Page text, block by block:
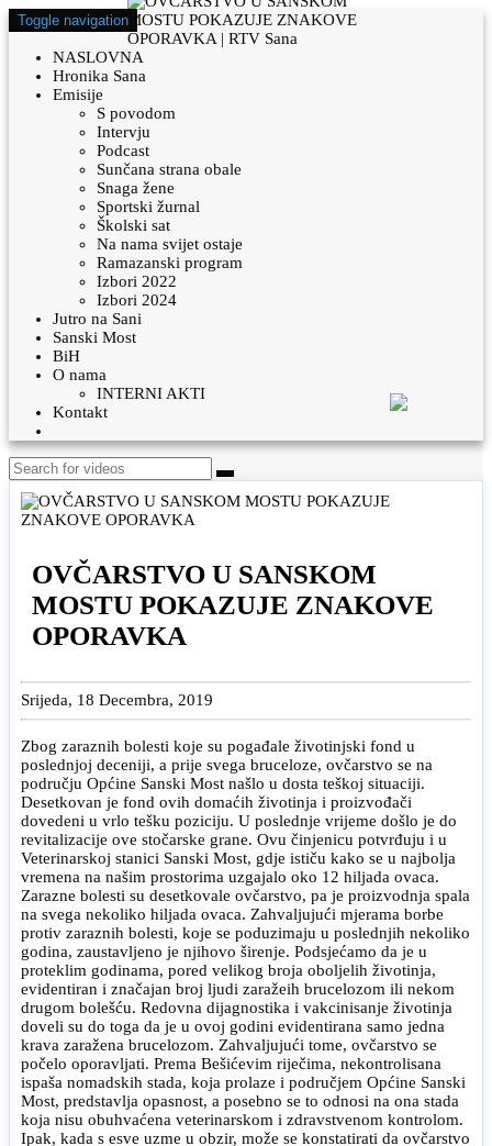
Toggle navigation
NASLOVNA
Hronika Sana
Emisije
S povodom
Intervju
Podcast
Sunčana strana obale
Snaga žene
Sportski žurnal
Školski sat
Na nama svijet ostaje
Ramazanski program
Izbori 2022
Izbori 2024
Jutro na Sani
Sanski Most
BiH
O nama
INTERNI AKTI
Kontakt
OVČARSTVO U SANSKOM
MOSTU POKAZUJE ZNAKOVE
OPORAVKA
Srijeda, 18 Decembra, 2019
Zbog zaraznih bolesti koje su pogađale životinjski fond u
poslednjoj deceniji, a prije svega bruceloze, ovčarstvo se na
području Općine Sanski Most našlo u dosta teškoj situaciji.
Desetkovan je fond ovih domaćih životinja i proizvođači
dovedeni u vrlo tešku poziciju. U poslednje vrijeme došlo je do
revitalizacije ove stočarske grane. Ovu činjenicu potvrđuju i u
Veterinarskoj stanici Sanski Most, gdje ističu kako se u najbolja
vremena na našim prostorima uzgajalo oko 12 hiljada ovaca.
Zarazne bolesti su desetkovale ovčarstvo, pa je proizvodnja spala
na svega nekoliko hiljada ovaca. Zahvaljujući mjerama borbe
protiv zaraznih bolesti, koje se poduzimaju u poslednjih nekoliko
godina, zaustavljeno je njihovo širenje. Podsjećamo da je u
proteklim godinama, pored velikog broja oboljelih životinja,
evidentiran i značajan broj ljudi zaražeih brucelozom ili nekom
drugom bolešću. Redovna dijagnostika i vakcinisanje životinja
doveli su do toga da je u ovoj godini evidentirana samo jedna
krava zaražena brucelozom. Zahvaljujući tome, ovčarstvo se
počelo oporavljati. Prema Bešićevim riječima, nekontrolisana
ispaša nomadskih stada, koja prolaze i područjem Općine Sanski
Most, predstavlja opasnost, a posebno se to odnosi na ona stada
koja nisu obuhvaćena veterinarskom i zdravstvenom kontrolom.
Ipak, kada s esve uzme u obzir, može se konstatirati da ovčarstvo